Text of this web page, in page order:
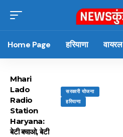
Home Page हरियाणा वायरल
सरकारी योजना
हरियाणा
Mhari
Lado
Radio
Station
Haryana:
बेटी बचाओ, बेटी